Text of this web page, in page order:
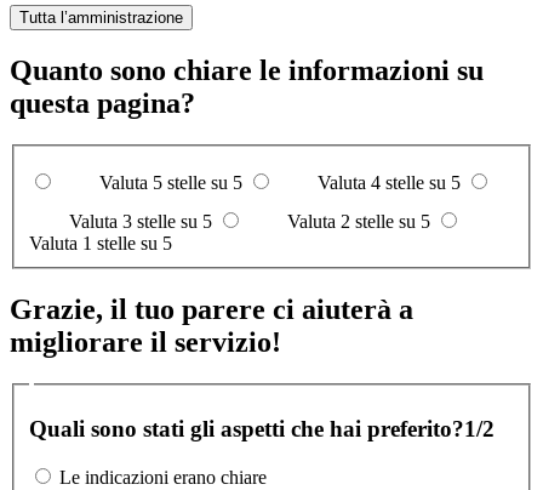
Tutta l’amministrazione
Quanto sono chiare le informazioni su
questa pagina?
Valuta 5 stelle su 5
Valuta 4 stelle su 5
Valuta 3 stelle su 5
Valuta 2 stelle su 5
Valuta 1 stelle su 5
Grazie, il tuo parere ci aiuterà a
migliorare il servizio!
Quali sono stati gli aspetti che hai preferito?1/2
Le indicazioni erano chiare